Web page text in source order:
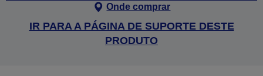
Onde comprar
IR PARA A PÁGINA DE SUPORTE DESTE
PRODUTO